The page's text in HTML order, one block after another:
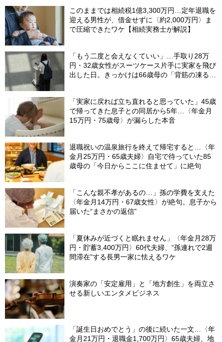
このままでは相続税1億3,300万円…定年退職を
迎える男性が、借金せずに〈約2,000万円〉ま
で圧縮できたワケ【相続実務士が解説】
「もう二度と会えなくていい」…手取り28万
円・32歳女性がスーツケース片手に実家を飛び
出した日。きっかけは66歳母の「背筋の凍る一
「実家に戻れば立ち直れると思っていた」45歳
で帰ってきた息子との同居から5年…〈年金月
15万円・75歳母〉が漏らした本音
退職祝いの温泉旅行を終えて帰宅すると…〈年
金月25万円・65歳夫婦〉自宅で待っていた85
歳母の「今日からここに住ませて」に絶句
「こんな親不孝があるの…」孫の学費を支えた
〈年金月14万円・67歳女性〉が絶句。息子から
届いた“まさかの返信”
「夏休みが近づくと眠れません」〈年金月28万
円・貯蓄3,400万円〉60代夫婦、“孫連れで2週
間滞在”する長男一家に怯えるワケ
演奏家の「安定雇用」と「地方創生」を両立さ
せる新しいエンタメビジネス
「誕生日おめでとう」の後に続いた一文…〈年
金月21万円・退職金1,700万円〉65歳夫婦、地